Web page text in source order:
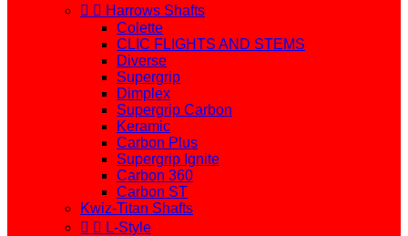
  Harrows Shafts
Colette
CLIC FLIGHTS AND STEMS
Diverse
Supergrip
Dimplex
Supergrip Carbon
Keramic
Carbon Plus
Supergrip Ignite
Carbon 360
Carbon ST
Kwiz-Titan Shafts
  L-Style